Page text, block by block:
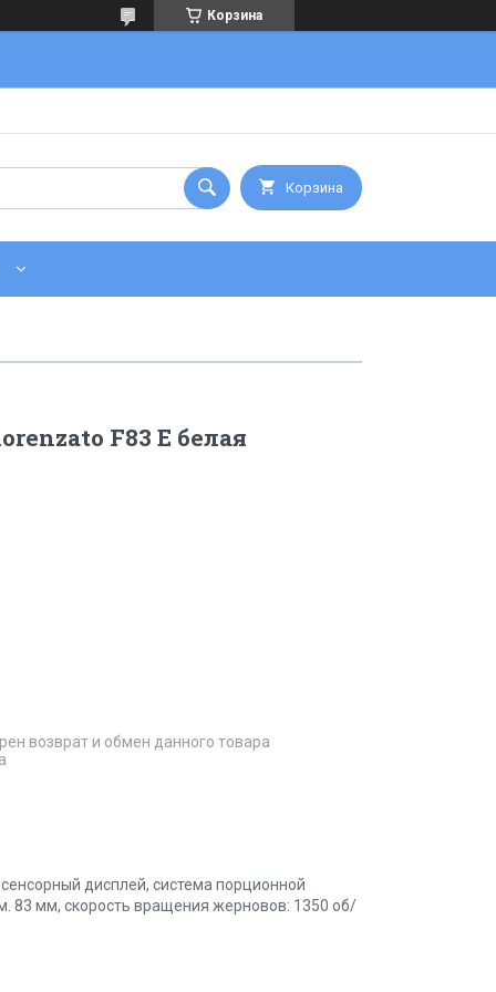
Корзина
Корзина
F83 E белая
возврат и обмен данного товара
дисплей, система порционной
83 мм, скорость вращения жерновов: 1350 об/